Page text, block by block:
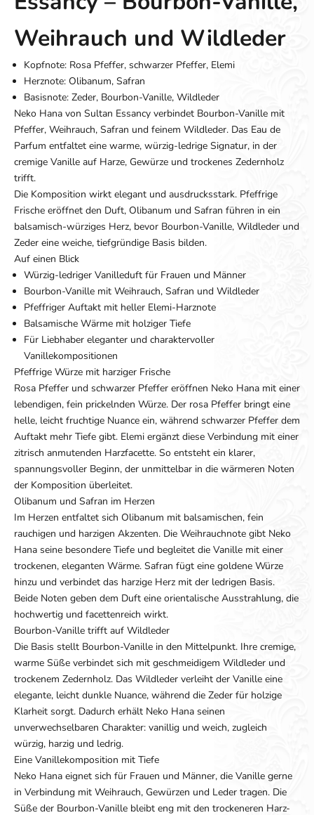
Weihrauch und Wildleder
Kopfnote: Rosa Pfeffer, schwarzer Pfeffer, Elemi
Herznote: Olibanum, Safran
Basisnote: Zeder, Bourbon-Vanille, Wildleder
Neko Hana von Sultan Essancy verbindet Bourbon-Vanille mit
Pfeffer, Weihrauch, Safran und feinem Wildleder. Das Eau de
Parfum entfaltet eine warme, würzig-ledrige Signatur, in der
cremige Vanille auf Harze, Gewürze und trockenes Zedernholz
trifft.
Die Komposition wirkt elegant und ausdrucksstark. Pfeffrige
Frische eröffnet den Duft, Olibanum und Safran führen in ein
balsamisch-würziges Herz, bevor Bourbon-Vanille, Wildleder und
Zeder eine weiche, tiefgründige Basis bilden.
Auf einen Blick
Würzig-ledriger Vanilleduft für Frauen und Männer
Bourbon-Vanille mit Weihrauch, Safran und Wildleder
Pfeffriger Auftakt mit heller Elemi-Harznote
Balsamische Wärme mit holziger Tiefe
Für Liebhaber eleganter und charaktervoller
Vanillekompositionen
Pfeffrige Würze mit harziger Frische
Rosa Pfeffer und schwarzer Pfeffer eröffnen Neko Hana mit einer
lebendigen, fein prickelnden Würze. Der rosa Pfeffer bringt eine
helle, leicht fruchtige Nuance ein, während schwarzer Pfeffer dem
Auftakt mehr Tiefe gibt. Elemi ergänzt diese Verbindung mit einer
zitrisch anmutenden Harzfacette. So entsteht ein klarer,
spannungsvoller Beginn, der unmittelbar in die wärmeren Noten
der Komposition überleitet.
Olibanum und Safran im Herzen
Im Herzen entfaltet sich Olibanum mit balsamischen, fein
rauchigen und harzigen Akzenten. Die Weihrauchnote gibt Neko
Hana seine besondere Tiefe und begleitet die Vanille mit einer
trockenen, eleganten Wärme. Safran fügt eine goldene Würze
hinzu und verbindet das harzige Herz mit der ledrigen Basis.
Beide Noten geben dem Duft eine orientalische Ausstrahlung, die
hochwertig und facettenreich wirkt.
Bourbon-Vanille trifft auf Wildleder
Die Basis stellt Bourbon-Vanille in den Mittelpunkt. Ihre cremige,
warme Süße verbindet sich mit geschmeidigem Wildleder und
trockenem Zedernholz. Das Wildleder verleiht der Vanille eine
elegante, leicht dunkle Nuance, während die Zeder für holzige
Klarheit sorgt. Dadurch erhält Neko Hana seinen
unverwechselbaren Charakter: vanillig und weich, zugleich
würzig, harzig und ledrig.
Eine Vanillekomposition mit Tiefe
Neko Hana eignet sich für Frauen und Männer, die Vanille gerne
in Verbindung mit Weihrauch, Gewürzen und Leder tragen. Die
Süße der Bourbon-Vanille bleibt eng mit den trockeneren Harz-